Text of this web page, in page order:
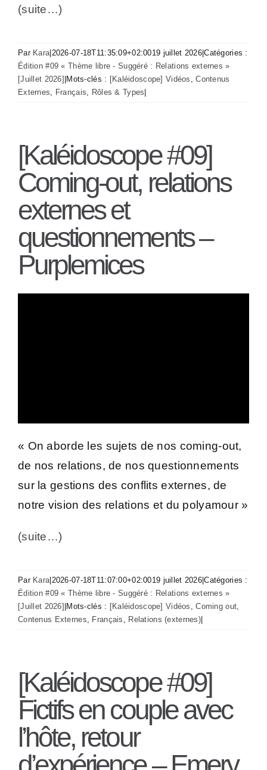
(suite…)
Par Kara| 2026-07-18T11:35:09+02:0019 juillet 2026 |Catégories :
Édition #09 « Thème libre - Suggéré : Relations externes »
[Juillet 2026] Mots-clés : [Kaléidoscope] Vidéos ,Contenus
Externes, Français, Rôles & Types
[Kaléidoscope #09]
Coming-out, relations
externes et
questionnements –
Purplemices
« On aborde les sujets de nos coming-out,
de nos relations, de nos questionnements
sur la gestions des conflits externes, de
notre vision des relations et du polyamour »
(suite…)
Par Kara| 2026-07-18T11:07:00+02:0019 juillet 2026 |Catégories :
Édition #09 « Thème libre - Suggéré : Relations externes »
[Juillet 2026] Mots-clés : [Kaléidoscope] Vidéos ,Coming out,
Contenus Externes, Français , Relations (externes)
[Kaléidoscope #09]
Fictifs en couple avec
l’hôte, retour